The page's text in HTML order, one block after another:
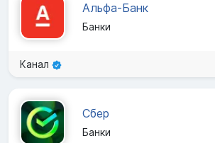
Альфа-Банк
Банки
Канал
Сбер
Банки